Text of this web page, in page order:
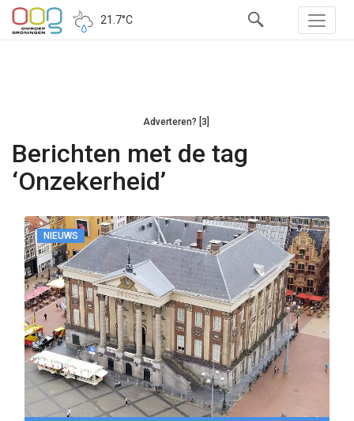
21.7°C
Adverteren? [3]
Berichten met de tag
‘Onzekerheid’
NIEUWS